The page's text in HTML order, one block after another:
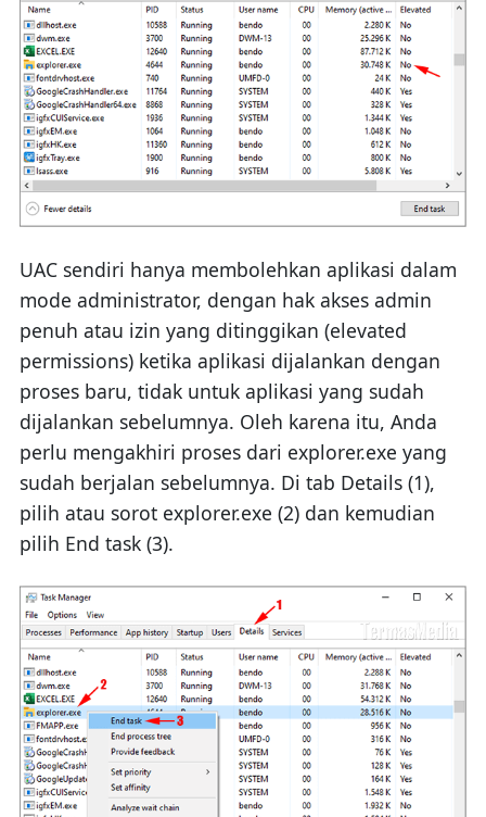
UAC sendiri hanya membolehkan aplikasi dalam
mode administrator, dengan hak akses admin
penuh atau izin yang ditinggikan (elevated
permissions) ketika aplikasi dijalankan dengan
proses baru, tidak untuk aplikasi yang sudah
dijalankan sebelumnya. Oleh karena itu, Anda
perlu mengakhiri proses dari explorer.exe yang
sudah berjalan sebelumnya. Di tab Details (1),
pilih atau sorot explorer.exe (2) dan kemudian
pilih End task (3).